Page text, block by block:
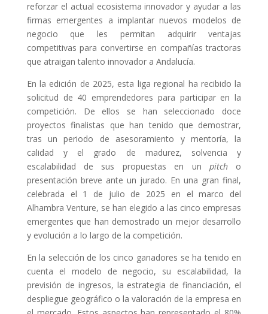
reforzar el actual ecosistema innovador y ayudar a las
firmas emergentes a implantar nuevos modelos de
negocio que les permitan adquirir ventajas
competitivas para convertirse en compañías tractoras
que atraigan talento innovador a Andalucía.
En la edición de 2025, esta liga regional ha recibido la
solicitud de 40 emprendedores para participar en la
competición. De ellos se han seleccionado doce
proyectos finalistas que han tenido que demostrar,
tras un periodo de asesoramiento y mentoría, la
calidad y el grado de madurez, solvencia y
escalabilidad de sus propuestas en un pitch o
presentación breve ante un jurado. En una gran final,
celebrada el 1 de julio de 2025 en el marco del
Alhambra Venture, se han elegido a las cinco empresas
emergentes que han demostrado un mejor desarrollo
y evolución a lo largo de la competición.
En la selección de los cinco ganadores se ha tenido en
cuenta el modelo de negocio, su escalabilidad, la
previsión de ingresos, la estrategia de financiación, el
despliegue geográfico o la valoración de la empresa en